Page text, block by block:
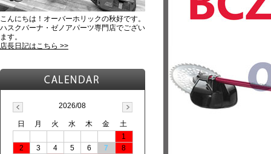
こんにちは！オーバーホリックの秋好です。
ハスクバーナ・ゼノアパーツ専門店でござい
ます。
店長日記はこちら >>
2026/08
日 月 火 水 木 金
土
1
2
3 4 5 6 7
8